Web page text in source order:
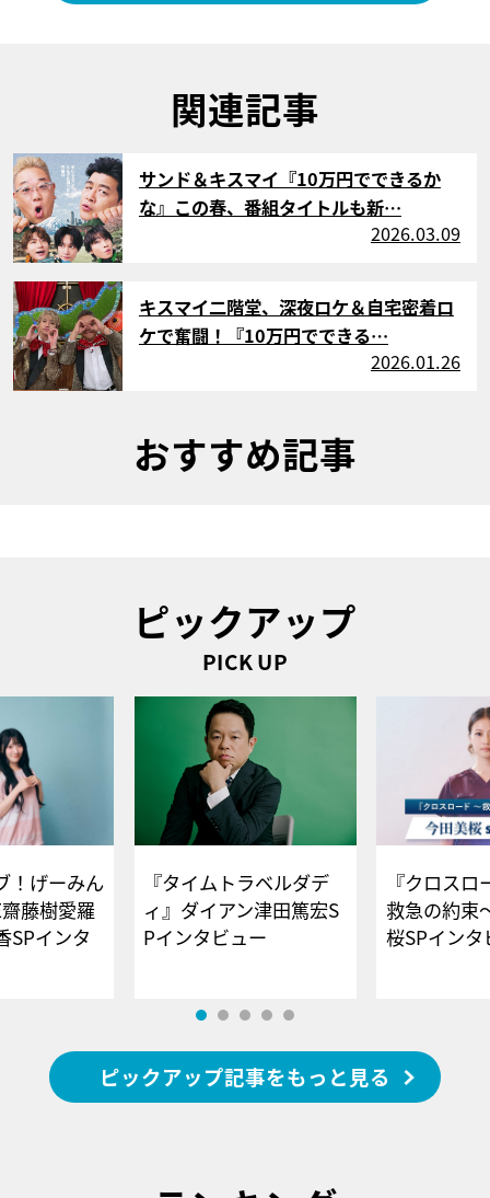
関連記事
サムネイル
サンド＆キスマイ『10万円でできるか
な』この春、番組タイトルも新…
2026.03.09
サムネイル
キスマイ二階堂、深夜ロケ＆自宅密着ロ
ケで奮闘！『10万円でできる…
2026.01.26
おすすめ記事
ピックアップ
PICK UP
！げーみん
藤樹愛羅
SPインタ
『タイムトラベルダデ
ィ』ダイアン津田篤宏S
Pインタビュー
『クロス
救急の約束
桜SPイ
ピックアップ記事をもっと見る